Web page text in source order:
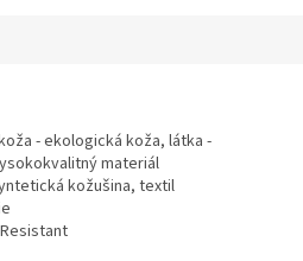
- ekologická koža, látka -
materiál
kožušina, textil